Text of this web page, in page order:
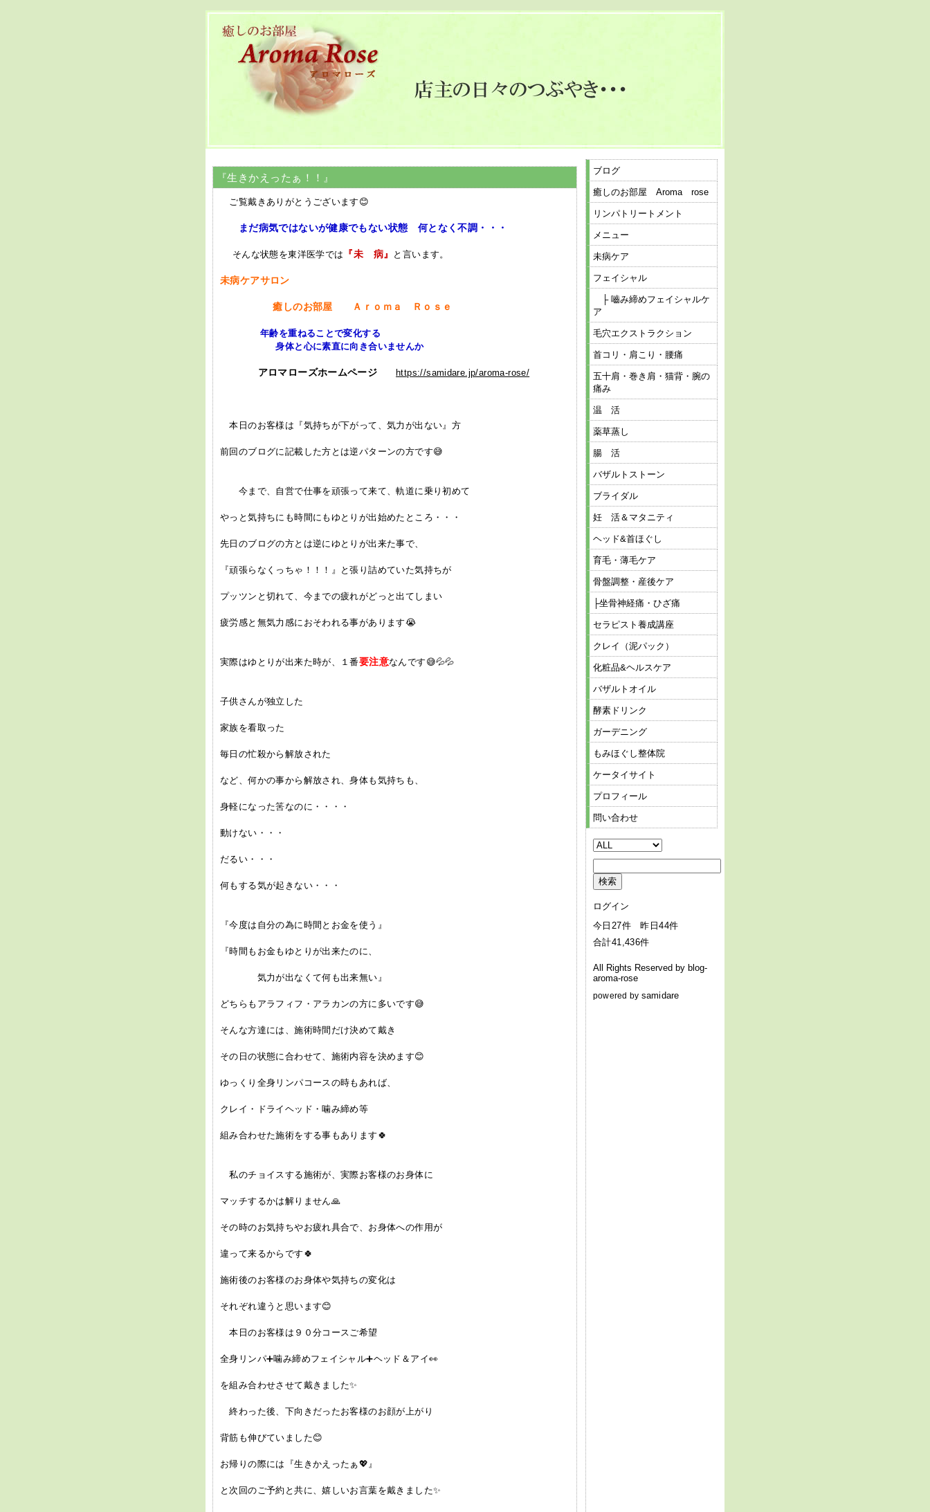
『生きかえったぁ！！』
ご覧戴きありがとうございます😊
まだ病気ではないが健康でもない状態 何となく不調・・・
そんな状態を東洋医学では 『未 病』 と言います。
未病ケアサロン
癒しのお部屋 Ａｒｏｍａ Ｒｏｓｅ
年齢を重ねることで変化する
身体と心に素直に向き合いませんか
アロマローズホームページ https://samidare.jp/aroma-rose/
本日のお客様は『気持ちが下がって、気力が出ない』方
前回のブログに記載した方とは逆パターンの方です😅
今まで、自営で仕事を頑張って来て、軌道に乗り初めて
やっと気持ちにも時間にもゆとりが出始めたところ・・・
先日のブログの方とは逆にゆとりが出来た事で、
『頑張らなくっちゃ！！！』と張り詰めていた気持ちが
プッツンと切れて、今までの疲れがどっと出てしまい
疲労感と無気力感におそわれる事があります😭
実際はゆとりが出来た時が、１番要注意なんです😅💦💦
子供さんが独立した
家族を看取った
毎日の忙殺から解放された
など、何かの事から解放され、身体も気持ちも、
身軽になった筈なのに・・・・
動けない・・・
だるい・・・
何もする気が起きない・・・
『今度は自分の為に時間とお金を使う』
『時間もお金もゆとりが出来たのに、
気力が出なくて何も出来無い』
どちらもアラフィフ・アラカンの方に多いです😅
そんな方達には、施術時間だけ決めて戴き
その日の状態に合わせて、施術内容を決めます😊
ゆっくり全身リンパコースの時もあれば、
クレイ・ドライヘッド・噛み締め等
組み合わせた施術をする事もあります🍀
私のチョイスする施術が、実際お客様のお身体に
マッチするかは解りません🙏
その時のお気持ちやお疲れ具合で、お身体への作用が
違って来るからです🍀
施術後のお客様のお身体や気持ちの変化は
それぞれ違うと思います😊
本日のお客様は９０分コースご希望
全身リンパ➕️噛み締めフェイシャル➕️ヘッド＆アイ👀
を組み合わせさせて戴きました✨
終わった後、下向きだったお客様のお顔が上がり
背筋も伸びていました😊
お帰りの際には『生きかえったぁ💖』
と次回のご予約と共に、嬉しいお言葉を戴きました✨
ブログ
癒しのお部屋 Aroma rose
リンパトリートメント
メニュー
未病ケア
フェイシャル
├ 嚙み締めフェイシャルケ
ア
毛穴エクストラクション
首コリ・肩こり・腰痛
五十肩・巻き肩・猫背・腕の
痛み
温 活
薬草蒸し
腸 活
バザルトストーン
ブライダル
妊 活＆マタニティ
ヘッド&首ほぐし
育毛・薄毛ケア
骨盤調整・産後ケア
├坐骨神経痛・ひざ痛
セラピスト養成講座
クレイ（泥パック）
化粧品&ヘルスケア
バザルトオイル
酵素ドリンク
ガーデニング
もみほぐし整体院
ケータイサイト
プロフィール
問い合わせ
ログイン
今日27件 昨日44件
合計41,436件
All Rights Reserved by blog-
aroma-rose
powered by samidare